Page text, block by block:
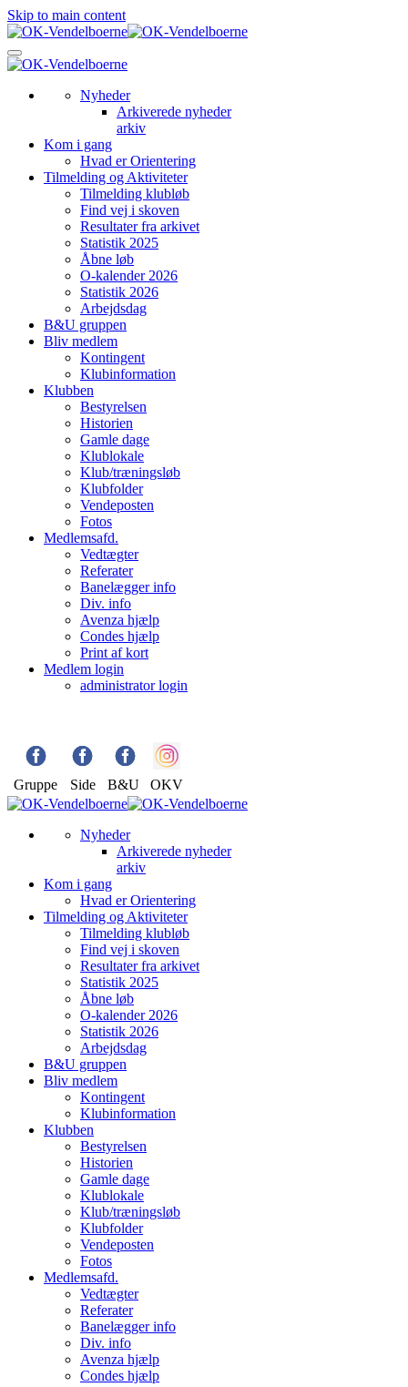
Skip to main content
Nyheder
Arkiverede nyheder
arkiv
Kom i gang
Hvad er Orientering
Tilmelding og Aktiviteter
Tilmelding klubløb
Find vej i skoven
Resultater fra arkivet
Statistik 2025
Åbne løb
O-kalender 2026
Statistik 2026
Arbejdsdag
B&U gruppen
Bliv medlem
Kontingent
Klubinformation
Klubben
Bestyrelsen
Historien
Gamle dage
Klublokale
Klub/træningsløb
Klubfolder
Vendeposten
Fotos
Medlemsafd.
Vedtægter
Referater
Banelægger info
Div. info
Avenza hjælp
Condes hjælp
Print af kort
Medlem login
administrator login
Gruppe Side B&U OKV
Nyheder
Arkiverede nyheder
arkiv
Kom i gang
Hvad er Orientering
Tilmelding og Aktiviteter
Tilmelding klubløb
Find vej i skoven
Resultater fra arkivet
Statistik 2025
Åbne løb
O-kalender 2026
Statistik 2026
Arbejdsdag
B&U gruppen
Bliv medlem
Kontingent
Klubinformation
Klubben
Bestyrelsen
Historien
Gamle dage
Klublokale
Klub/træningsløb
Klubfolder
Vendeposten
Fotos
Medlemsafd.
Vedtægter
Referater
Banelægger info
Div. info
Avenza hjælp
Condes hjælp